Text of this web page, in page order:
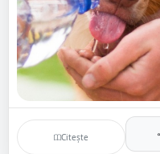
Citește